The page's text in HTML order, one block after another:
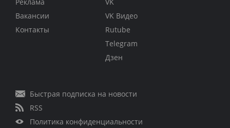
Вакансии
Контакты
VK Видео
Rutube
Telegram
Дзен
Быстрая подписка на новости
RSS
Политика конфиденциальности